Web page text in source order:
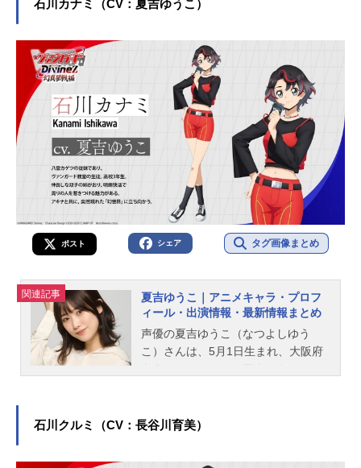
石川カナミ（CV：夏吉ゆうこ）
ポスト シェア タグ画像まとめ
関連記事
夏吉ゆうこ｜アニメキャラ・プロフ
ィール・出演情報・最新情報まとめ
声優の夏吉ゆうこ（なつよしゆう
こ）さんは、5月1日生まれ、大阪府
石川クルミ（CV：長谷川育美）